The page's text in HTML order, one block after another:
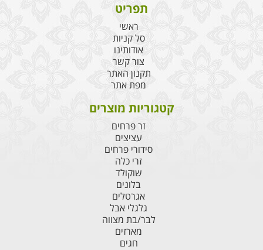
תפריט
ראשי
סל קניות
אודותינו
צור קשר
תקנון האתר
מפת אתר
קטגוריות מוצרים
זר פרחים
עציצים
סידורי פרחים
זרי כלה
שוקולד
בלונים
אגרטלים
גלגלי אבל
לבר/בת מצווה
מארזים
חגים